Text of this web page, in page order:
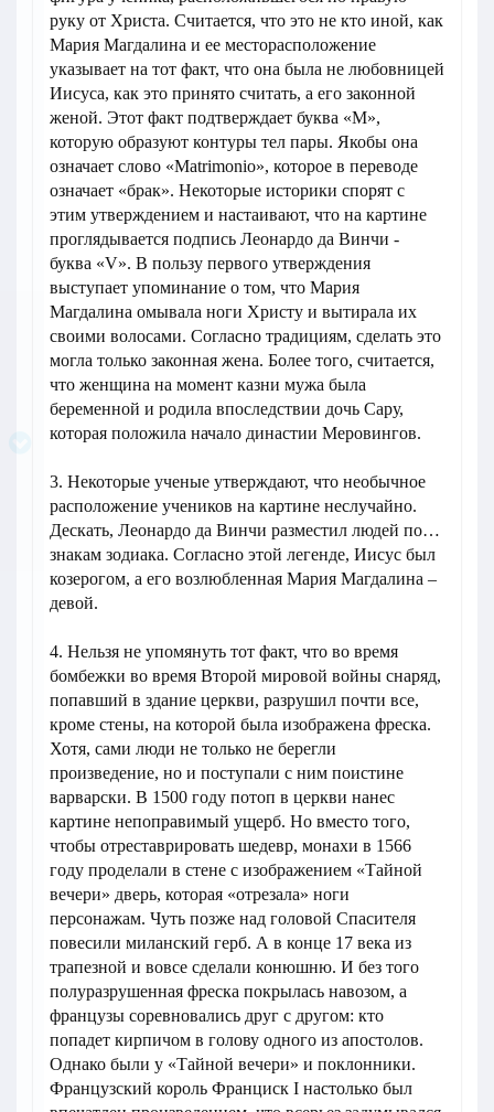
руку от Христа. Считается, что это не кто иной, как
Мария Магдалина и ее месторасположение
указывает на тот факт, что она была не любовницей
Иисуса, как это принято считать, а его законной
женой. Этот факт подтверждает буква «М»,
которую образуют контуры тел пары. Якобы она
означает слово «Matrimonio», которое в переводе
означает «брак». Некоторые историки спорят с
этим утверждением и настаивают, что на картине
проглядывается подпись Леонардо да Винчи -
буква «V». В пользу первого утверждения
выступает упоминание о том, что Мария
Магдалина омывала ноги Христу и вытирала их
своими волосами. Согласно традициям, сделать это
могла только законная жена. Более того, считается,
что женщина на момент казни мужа была
беременной и родила впоследствии дочь Сару,
которая положила начало династии Меровингов.
3. Некоторые ученые утверждают, что необычное
расположение учеников на картине неслучайно.
Дескать, Леонардо да Винчи разместил людей по…
знакам зодиака. Согласно этой легенде, Иисус был
козерогом, а его возлюбленная Мария Магдалина –
девой.
4. Нельзя не упомянуть тот факт, что во время
бомбежки во время Второй мировой войны снаряд,
попавший в здание церкви, разрушил почти все,
кроме стены, на которой была изображена фреска.
Хотя, сами люди не только не берегли
произведение, но и поступали с ним поистине
варварски. В 1500 году потоп в церкви нанес
картине непоправимый ущерб. Но вместо того,
чтобы отреставрировать шедевр, монахи в 1566
году проделали в стене с изображением «Тайной
вечери» дверь, которая «отрезала» ноги
персонажам. Чуть позже над головой Спасителя
повесили миланский герб. А в конце 17 века из
трапезной и вовсе сделали конюшню. И без того
полуразрушенная фреска покрылась навозом, а
французы соревновались друг с другом: кто
попадет кирпичом в голову одного из апостолов.
Однако были у «Тайной вечери» и поклонники.
Французский король Франциск I настолько был